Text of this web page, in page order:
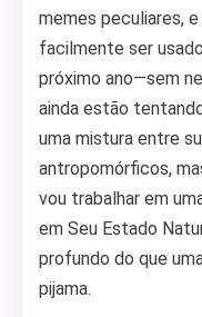
memes peculiares,
facilmente ser
próximo ano—sem
ainda estão
uma mistura entre
antropomórficos,
vou trabalhar em
em Seu Estado
profundo do que
pijama.